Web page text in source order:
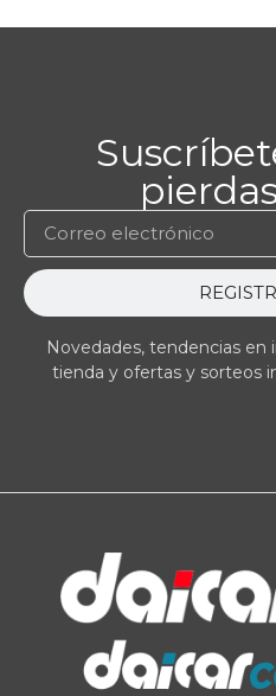
Novedades, tendencias en
tienda y ofertas y sorteos